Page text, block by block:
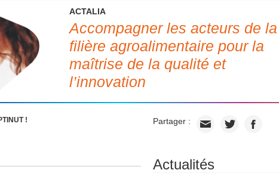
ACTALIA
Accompagner les acteurs de la
filière agroalimentaire pour la
maîtrise de la qualité et
l’innovation
! Partager :
Actualités